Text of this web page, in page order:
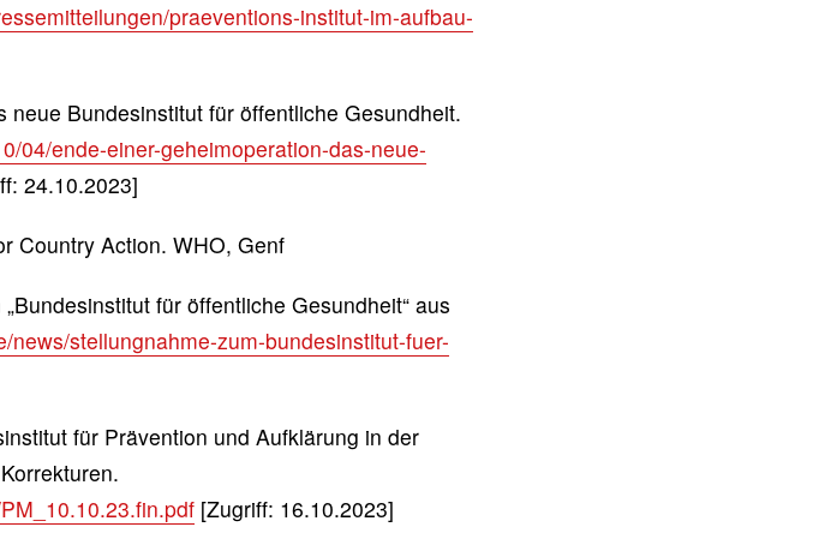
praeventions-institut-im-aufbau-
Bundesinstitut für öffentliche Gesundheit.
04/ende-einer-geheimoperation-das-neue-
24.10.2023]
Country Action. WHO, Genf
für öffentliche Gesundheit“ aus
news/stellungnahme-zum-bundesinstitut-fuer-
für Prävention und Aufklärung in der
[Zugriff: 16.10.2023]